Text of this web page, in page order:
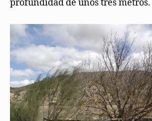
profundidad de unos tres metros.